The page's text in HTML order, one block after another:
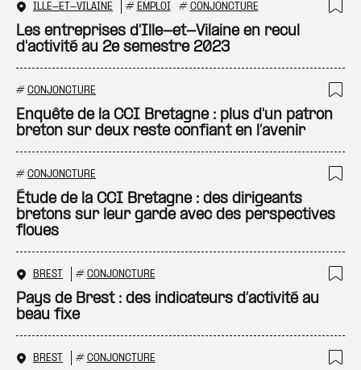
ILLE-ET-VILAINE # EMPLOI # CONJONCTURE
Les entreprises d'Ille-et-Vilaine en recul
d'activité au 2e semestre 2023
# CONJONCTURE
Enquête de la CCI Bretagne : plus d'un patron
breton sur deux reste confiant en l’avenir
# CONJONCTURE
Étude de la CCI Bretagne : des dirigeants
bretons sur leur garde avec des perspectives
floues
BREST # CONJONCTURE
Pays de Brest : des indicateurs d’activité au
beau fixe
BREST # CONJONCTURE